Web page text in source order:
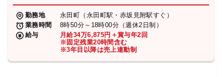
勤務地
永田町（永田町駅・赤坂見附駅すぐ）
業務時間
8時50分～18時00分（週休2日制）
給与
月給34万6,875円＋賞与年2回
※固定残業20時間含む
※3年目以降は売上連動制
TikTok受賞 定義集 動画集